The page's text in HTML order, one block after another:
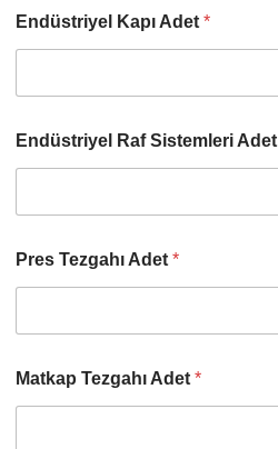
Endüstriyel Kapı Adet *
Endüstriyel Raf Sistemleri Adet
Pres Tezgahı Adet *
Matkap Tezgahı Adet *